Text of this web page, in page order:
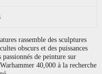
rassemble des sculptures
obscurs et des puissances
de peinture sur
40,000 à la recherche